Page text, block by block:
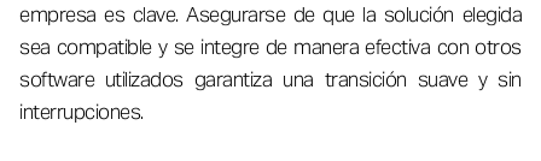
empresa es clave. Asegurarse de que la solución elegida
sea compatible y se integre de manera efectiva con otros
software utilizados garantiza una transición suave y sin
interrupciones.